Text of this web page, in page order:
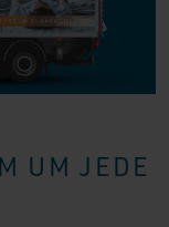
UM JEDE